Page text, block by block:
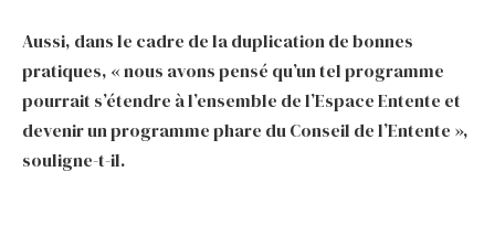
Aussi, dans le cadre de la duplication de bonnes
pratiques, « nous avons pensé qu’un tel programme
pourrait s’étendre à l’ensemble de l’Espace Entente et
devenir un programme phare du Conseil de l’Entente »,
souligne-t-il.